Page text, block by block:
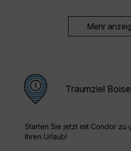
Mehr
Traumziel Boise
Starten Sie jetzt mit Condor zu
Ihren Urlaub!